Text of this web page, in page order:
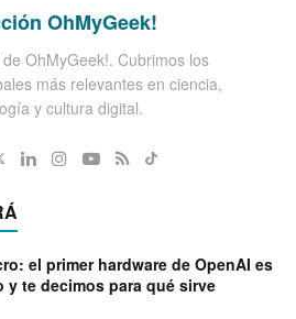
OhMyGeek!
OhMyGeek!. Cubrimos los
más relevantes en ciencia,
y cultura digital.
el primer hardware de OpenAI es
y te decimos para qué sirve